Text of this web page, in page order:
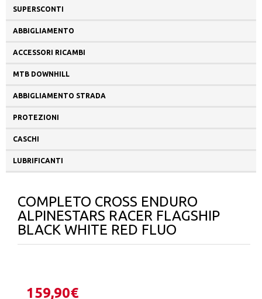
SUPERSCONTI
ABBIGLIAMENTO
ACCESSORI RICAMBI
MTB DOWNHILL
ABBIGLIAMENTO STRADA
PROTEZIONI
CASCHI
LUBRIFICANTI
COMPLETO CROSS ENDURO
ALPINESTARS RACER FLAGSHIP
BLACK WHITE RED FLUO
159,90€